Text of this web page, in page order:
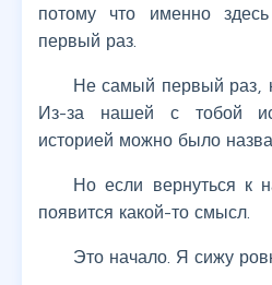
потому что именно
первый раз.
Не самый первый раз,
Из-за нашей с тобой
историей можно было
Но если вернуться к
появится какой-то смысл.
Это начало. Я сижу